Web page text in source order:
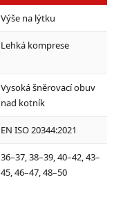
Výše na lýtku
Lehká komprese
Vysoká šněrovací obuv
nad kotník
EN ISO 20344:2021
36–37, 38–39, 40–42, 43–
45, 46–47, 48–50